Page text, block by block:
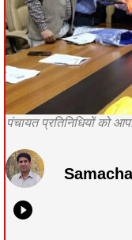
पंचायत प्रतिनिधियों को